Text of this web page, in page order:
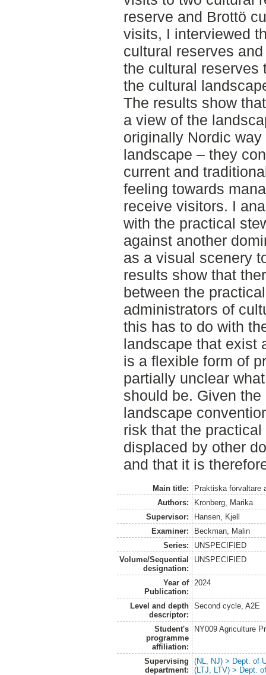
reserve and Brottö
visits, I interviewed
cultural reserves
the cultural reserves
the cultural
The results show
a view of the
originally Nordic
landscape – they
current and
feeling towards
receive visitors. I
with the practical
against another
as a visual scenery
results show that
between the
administrators of
this has to do with
landscape that exist
is a flexible form of
partially unclear
should be. Given
landscape
risk that the practical
displaced by other
and that it is
Main title:
Praktiska förvaltare
Authors:
Kronberg, Marika
Supervisor:
Hansen, Kjell
Examiner:
Beckman, Malin
Series:
UNSPECIFIED
Volume/Sequential
designation:
UNSPECIFIED
Year of
Publication:
2024
Level and depth
descriptor:
Second cycle, A2E
Student's
programme
affiliation:
NY009 Agriculture
Supervising
department:
(NL, NJ) > Dept. of
(LTJ, LTV) > Dept.